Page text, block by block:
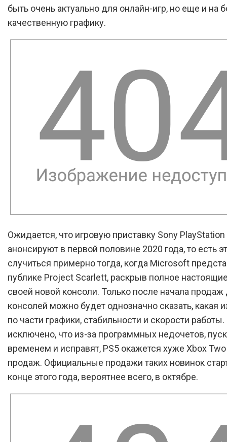
быть очень актуально для онлайн-игр, но еще и на
качественную графику.
Ожидается, что игровую приставку Sony PlayStation
анонсируют в первой половине 2020 года, то есть
случиться примерно тогда, когда Microsoft
публике Project Scarlett, раскрыв полное
своей новой консоли. Только после начала продаж
консолей можно будет однозначно сказать, какая
по части графики, стабильности и скорости
исключено, что из-за программных недочетов,
временем и исправят, PS5 окажется хуже Xbox Two
продаж. Официальные продажи таких новинок
конце этого года, вероятнее всего, в октябре.